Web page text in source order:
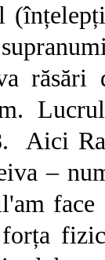
răsări
Aici
–